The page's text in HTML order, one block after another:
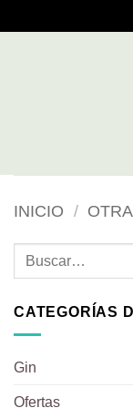
INICIO /
Buscar
CATEGORÍAS
Gin
Ofertas